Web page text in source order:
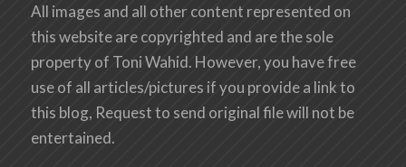
All images and all other content represented on
this website are copyrighted and are the sole
property of Toni Wahid. However, you have free
use of all articles/pictures if you provide a link to
this blog, Request to send original file will not be
entertained.